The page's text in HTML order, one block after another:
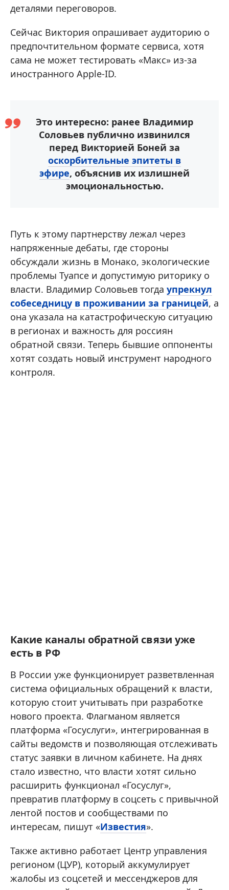
деталями переговоров.
Сейчас Виктория опрашивает аудиторию о
предпочтительном формате сервиса, хотя
сама не может тестировать «Макс» из-за
иностранного Apple-ID.
Это интересно: ранее Владимир
Соловьев публично извинился
перед Викторией Боней за
оскорбительные эпитеты в
эфире, объяснив их излишней
эмоциональностью.
Путь к этому партнерству лежал через
напряженные дебаты, где стороны
обсуждали жизнь в Монако, экологические
проблемы Туапсе и допустимую риторику о
власти. Владимир Соловьев тогда упрекнул
собеседницу в проживании за границей, а
она указала на катастрофическую ситуацию
в регионах и важность для россиян
обратной связи. Теперь бывшие оппоненты
хотят создать новый инструмент народного
контроля.
Какие каналы обратной связи уже
есть в РФ
В России уже функционирует разветвленная
система официальных обращений к власти,
которую стоит учитывать при разработке
нового проекта. Флагманом является
платформа «Госуслуги», интегрированная в
сайты ведомств и позволяющая отслеживать
статус заявки в личном кабинете. На днях
стало известно, что власти хотят сильно
расширить функционал «Госуслуг»,
превратив платформу в соцсеть с привычной
лентой постов и сообществами по
интересам, пишут «Известия».
Также активно работает Центр управления
регионом (ЦУР), который аккумулирует
жалобы из соцсетей и мессенджеров для